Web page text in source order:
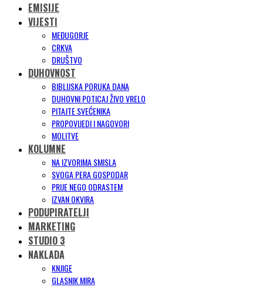
EMISIJE
VIJESTI
MEĐUGORJE
CRKVA
DRUŠTVO
DUHOVNOST
BIBLIJSKA PORUKA DANA
DUHOVNI POTICAJ ŽIVO VRELO
PITAJTE SVEĆENIKA
PROPOVIJEDI I NAGOVORI
MOLITVE
KOLUMNE
NA IZVORIMA SMISLA
SVOGA PERA GOSPODAR
PRIJE NEGO ODRASTEM
IZVAN OKVIRA
PODUPIRATELJI
MARKETING
STUDIO 3
NAKLADA
KNJIGE
GLASNIK MIRA